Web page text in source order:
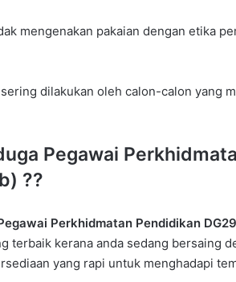
mengenakan pakaian dengan etika
dilakukan oleh calon-calon yang
Pegawai
??
Perkhidmatan Pendidikan
terbaik kerana anda sedang bersaing
yang rapi untuk menghadapi